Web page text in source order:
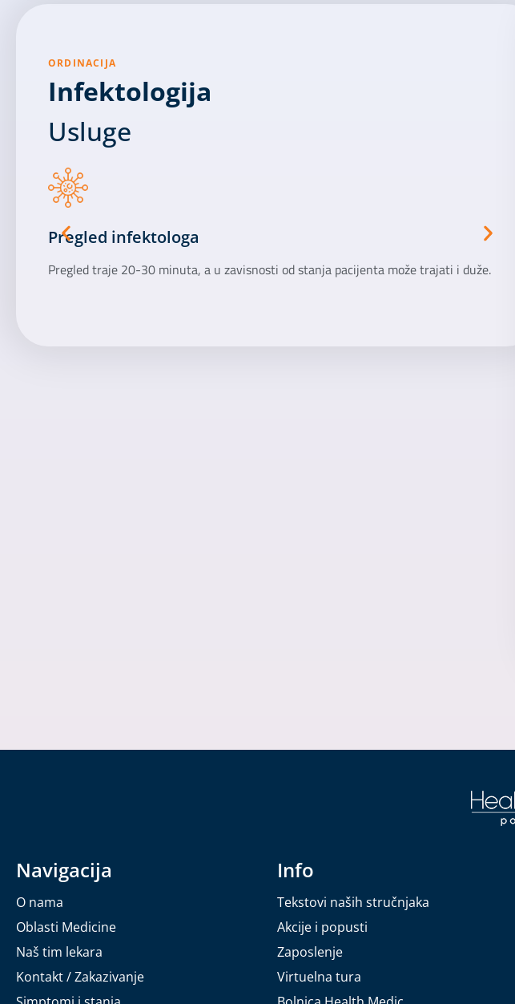
ORDINACIJA
Infektologija
Usluge
Pregled infektologa
Pregled traje 20-30 minuta, a u zavisnosti od stanja pacijenta može trajati i duže.
Navigacija
O nama
Oblasti Medicine
Naš tim lekara
Kontakt / Zakazivanje
Info
Tekstovi naših stručnjaka
Akcije i popusti
Zaposlenje
Virtuelna tura